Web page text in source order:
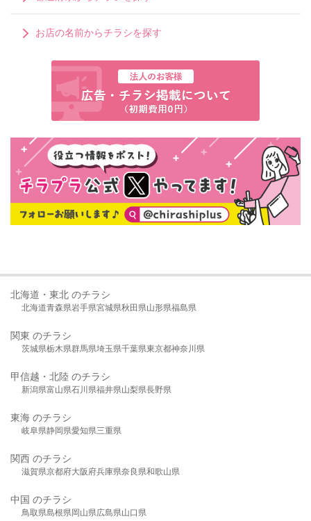
お店の名前からチラシを探す
北海道・東北 のチラシ
北海道青森県岩手県宮城県秋田県山形県福島県
関東 のチラシ
茨城県栃木県群馬県埼玉県千葉県東京都神奈川県
甲信越・北陸 のチラシ
新潟県富山県石川県福井県山梨県長野県
東海 のチラシ
岐阜県静岡県愛知県三重県
関西 のチラシ
滋賀県京都府大阪府兵庫県奈良県和歌山県
中国 のチラシ
鳥取県島根県岡山県広島県山口県